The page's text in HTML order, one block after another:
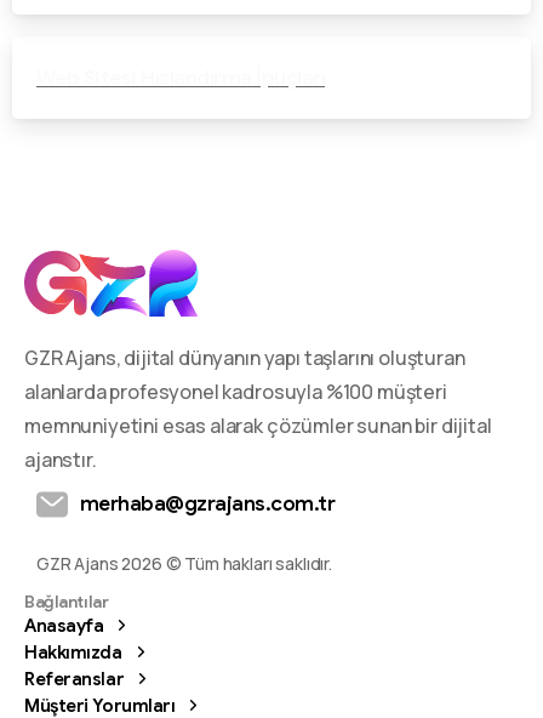
GZR Ajans, dijital dünyanın yapı taşlarını oluşturan
alanlarda profesyonel kadrosuyla %100 müşteri
memnuniyetini esas alarak çözümler sunan bir dijital
ajanstır.
merhaba@gzrajans.com.tr
GZR Ajans 2026 © Tüm hakları saklıdır.
Bağlantılar
Anasayfa
Hakkımızda
Referanslar
Müşteri Yorumları